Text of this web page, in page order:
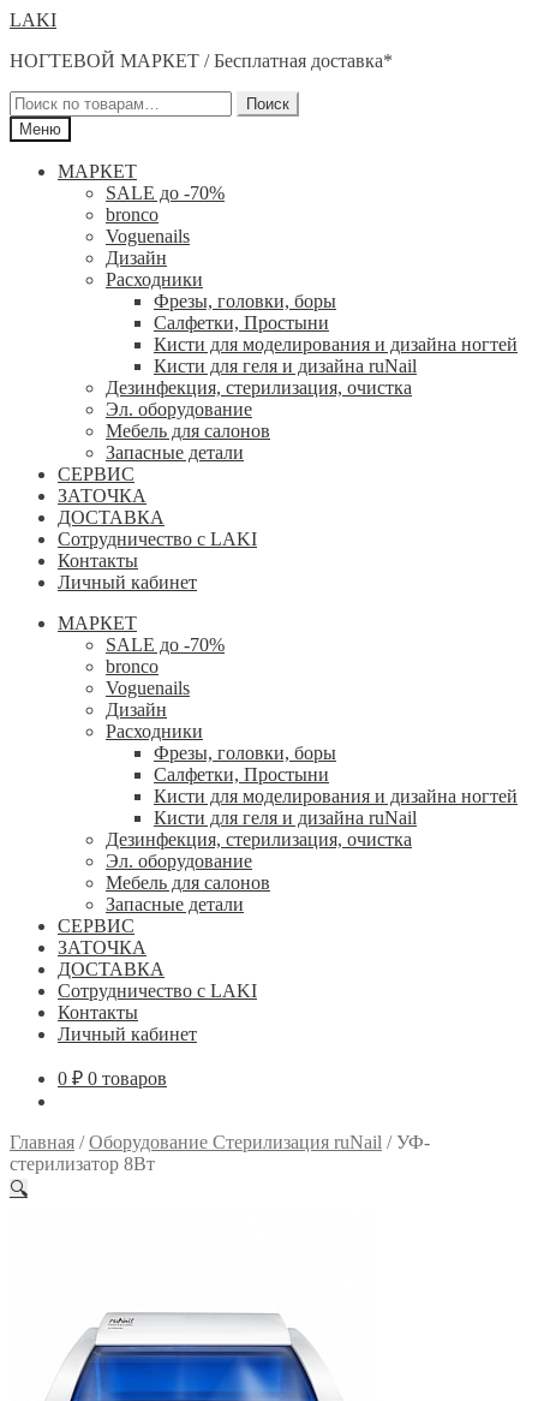
Перейти
навигации
Перейти
содержимому
LAKI
НОГТЕВОЙ МАРКЕТ / Бесплатная доставка*
Искать:
Поиск
Меню
МАРКЕТ
SALE до -70%
bronco
Voguenails
Дизайн
Расходники
Фрезы, головки, боры
Салфетки, Простыни
Кисти для моделирования и дизайна ногтей
Кисти для геля и дизайна ruNail
Дезинфекция, стерилизация, очистка
Эл. оборудование
Мебель для салонов
Запасные детали
СЕРВИС
ЗАТОЧКА
ДОСТАВКА
Сотрудничество с LAKI
Контакты
Личный кабинет
МАРКЕТ
SALE до -70%
bronco
Voguenails
Дизайн
Расходники
Фрезы, головки, боры
Салфетки, Простыни
Кисти для моделирования и дизайна ногтей
Кисти для геля и дизайна ruNail
Дезинфекция, стерилизация, очистка
Эл. оборудование
Мебель для салонов
Запасные детали
СЕРВИС
ЗАТОЧКА
ДОСТАВКА
Сотрудничество с LAKI
Контакты
Личный кабинет
0 ₽ 0 товаров
Главная /Оборудование Стерилизация ruNail /УФ-
стерилизатор 8Вт
🔍